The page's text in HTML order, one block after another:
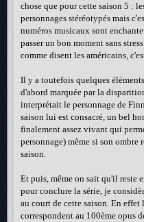
chose que pour cette saison 5 :
personnages stéréotypés mais
numéros musicaux sont
passer un bon moment sans
comme disent les américains,
Il y a toutefois quelques
d'abord marquée par la
interprétait le personnage de
saison lui est consacré, un bel
finalement assez vivant qui
personnage) même si son ombre
saison.
Et puis, même on sait qu'il reste
pour conclure la série, je
au court de cette saison. En
correspondent au 100ème opus